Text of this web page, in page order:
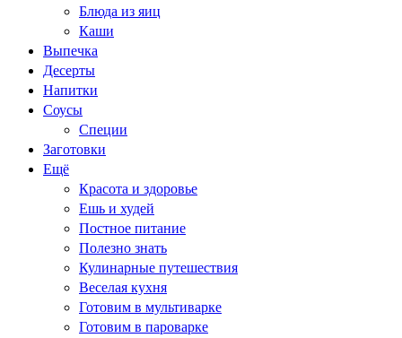
Блюда из яиц
Каши
Выпечка
Десерты
Напитки
Соусы
Специи
Заготовки
Ещё
Красота и здоровье
Ешь и худей
Постное питание
Полезно знать
Кулинарные путешествия
Веселая кухня
Готовим в мультиварке
Готовим в пароварке